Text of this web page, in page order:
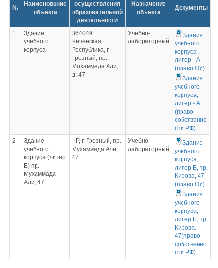
№
Наименование
объекта
осуществления
образовательной
деятельности
Назначение
объекта
Документы
1
Здание
учебного
корпуса
364049
Чеченская
Республика, г.
Грозный, пр.
Мохаммеда Али,
д. 47
Учебно-
лабораторный
Здание
учебного
корпуса ,
литер - А
(право ОУ)
Здание
учебного
корпуса,
литер - А
(право
собственно
сти РФ)
2
Здание
учебного
корпуса (литер
Б) пр.
Мухаммада
Али, 47
ЧР, г. Грозный, пр.
Мухаммада Али,
47
Учебно-
лабораторный
Здание
учебного
корпуса,
литер Б, пр.
Кирова, 47
(право ОУ).
Здание
учебного
корпуса,
литер Б, пр.
Кирова,
47(право
собственно
сти РФ)